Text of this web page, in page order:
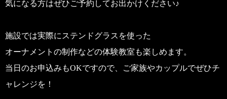
気になる方はぜひご予約してお出かけください♪
施設では実際にステンドグラスを使った
オーナメントの制作などの体験教室も楽しめます。
当日のお申込みもOKですので、ご家族やカップルでぜひチ
ャレンジを！